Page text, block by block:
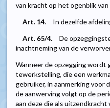
van kracht op het ogenblik
Art. 14.
In dezelfde
Art. 65/4.
De
inachtneming van de
Wanneer de opzegging wordt
tewerkstelling, die een
gebruiker, in aanmerking voor
de aanwerving volgt op de
aan deze die als